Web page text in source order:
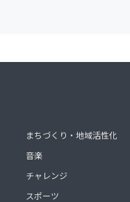
まちづくり・地域活性化
音楽
チャレンジ
スポーツ